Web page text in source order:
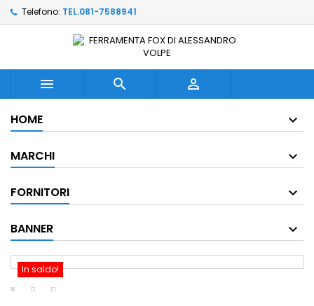
Telefono: TEL.081-7588941
  
HOME
MARCHI
FORNITORI
BANNER
In saldo!